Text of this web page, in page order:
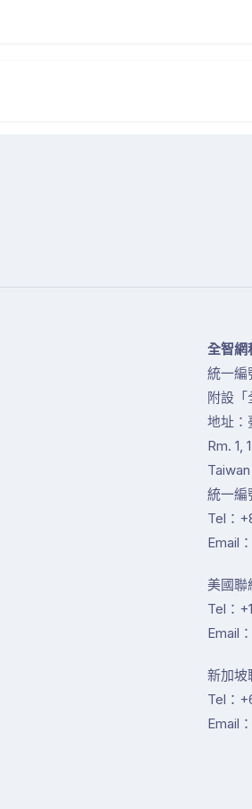
全智網
統一編
附設「
地址：
Rm. 1,
Taiwan
統一
Tel：
Email
美國聯
Tel：
Email
新加坡
Tel：
Email